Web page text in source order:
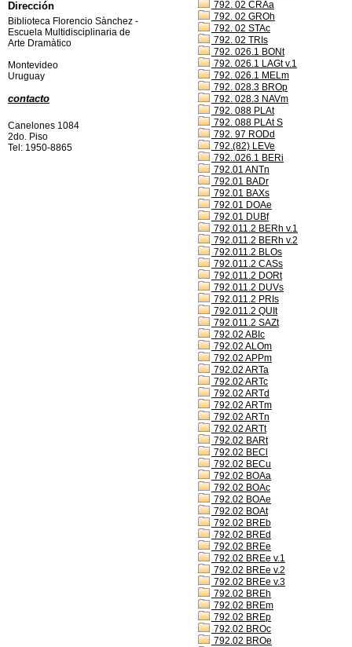
792. 02 CRAa
792. 02 GROh
792. 02 STAc
792. 02 TRIs
792. 026.1 BONt
792. 026.1 LAGt v.1
792. 026.1 MELm
792. 028.3 BROp
792. 028.3 NAVm
792. 088 PLAt
792. 088 PLAt S
792. 97 RODd
792.(82) LEVe
792..026.1 BERi
792.01 ANTn
792.01 BADr
792.01 BAXs
792.01 DOAe
792.01 DUBf
792.011.2 BERh v.1
792.011.2 BERh v.2
792.011.2 BLOs
792.011.2 CASs
792.011.2 DORt
792.011.2 DUVs
792.011.2 PRIs
792.011.2 QUIt
792.011.2 SAZt
792.02 ABIc
792.02 ALOm
792.02 APPm
792.02 ARTa
792.02 ARTc
792.02 ARTd
792.02 ARTm
792.02 ARTn
792.02 ARTt
792.02 BARt
792.02 BECl
792.02 BECu
792.02 BOAa
792.02 BOAc
792.02 BOAe
792.02 BOAt
792.02 BREb
792.02 BREd
792.02 BREe
792.02 BREe v.1
792.02 BREe v.2
792.02 BREe v.3
792.02 BREh
792.02 BREm
792.02 BREp
792.02 BROc
792.02 BROe
Dirección
Biblioteca Florencio Sànchez -
Escuela Multidisciplinaria de
Arte Dramàtico
Montevideo
Uruguay
contacto
Canelones 1084
2do. Piso
Tel: 1950-8865